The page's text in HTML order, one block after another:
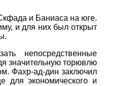
и Баниаса на юге.
и для них был открыт
непосредственные
значительную торювлю
Фахр-ад-дин заключил
для экономического и